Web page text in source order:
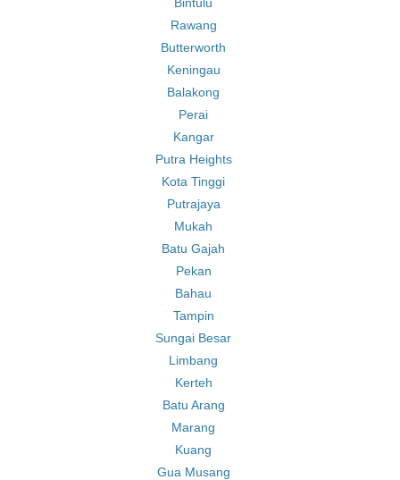
Rawang
Butterworth
Keningau
Balakong
Perai
Kangar
Putra Heights
Kota Tinggi
Putrajaya
Mukah
Batu Gajah
Pekan
Bahau
Tampin
Sungai Besar
Limbang
Kerteh
Batu Arang
Marang
Kuang
Gua Musang